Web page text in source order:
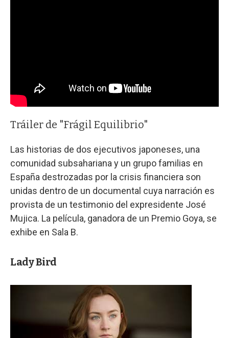
Tráiler de "Frágil Equilibrio"
Las historias de dos ejecutivos japoneses, una
comunidad subsahariana y un grupo familias en
España destrozadas por la crisis financiera son
unidas dentro de un documental cuya narración es
provista de un testimonio del expresidente José
Mujica. La película, ganadora de un Premio Goya, se
exhibe en Sala B.
Lady Bird